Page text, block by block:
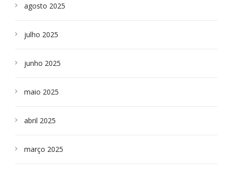
agosto 2025
julho 2025
junho 2025
maio 2025
abril 2025
março 2025